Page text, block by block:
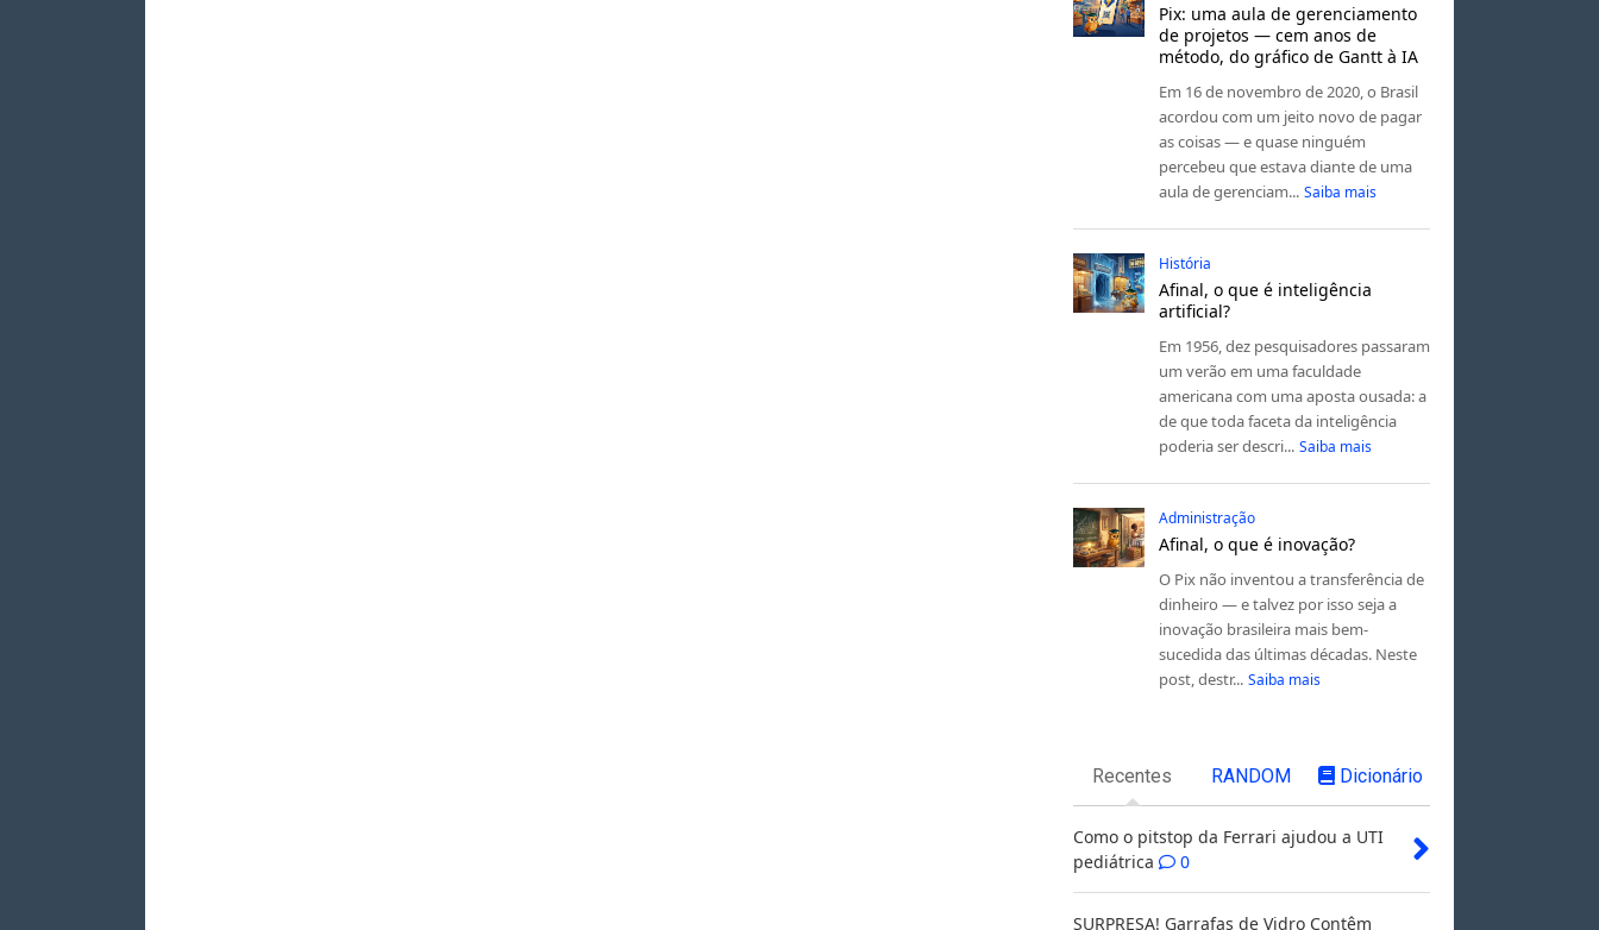
Pix: uma aula de gerenciamento
de projetos — cem anos de
método, do gráfico de Gantt à IA
Em 16 de novembro de 2020, o Brasil
acordou com um jeito novo de pagar
as coisas — e quase ninguém
percebeu que estava diante de uma
aula de gerenciam... Saiba mais
História
Afinal, o que é inteligência
artificial?
Em 1956, dez pesquisadores passaram
um verão em uma faculdade
americana com uma aposta ousada: a
de que toda faceta da inteligência
poderia ser descri... Saiba mais
Administração
Afinal, o que é inovação?
O Pix não inventou a transferência de
dinheiro — e talvez por isso seja a
inovação brasileira mais bem-
sucedida das últimas décadas. Neste
post, destr... Saiba mais
Recentes RANDOM Dicionário
Como o pitstop da Ferrari ajudou a UTI
pediátrica
0
SURPRESA! Garrafas de Vidro Contêm